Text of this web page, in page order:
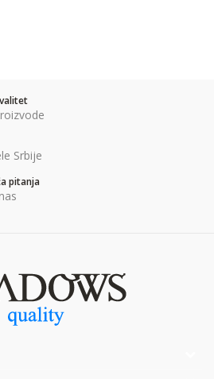
POŠALJI
Srbije
pitanja